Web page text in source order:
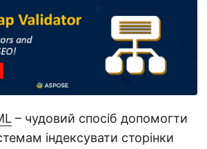
– чудовий спосіб допомогти
індексувати сторінки